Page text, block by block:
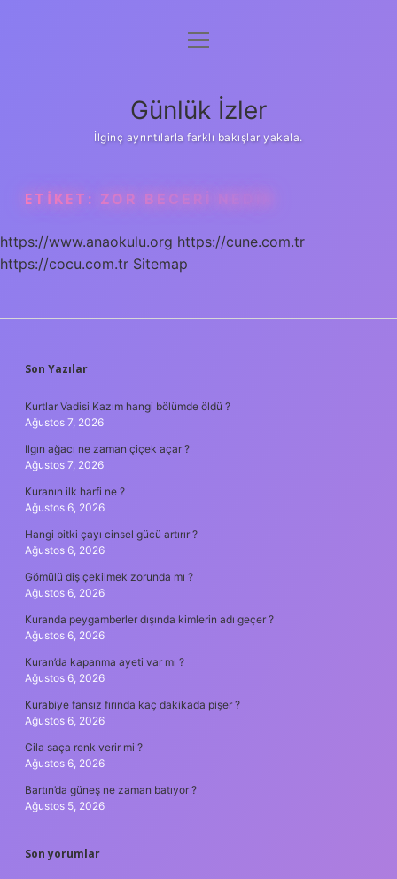
Anasayfa
Yasal Uyarı
menüyü
Günlük İzler
İlginç ayrıntılarla farklı bakışlar yakala.
ETIKET: ZOR BECERI NEDIR
https://www.anaokulu.org https://cune.com.tr
https://cocu.com.tr Sitemap
SIDEBAR
Son Yazılar
Kurtlar Vadisi Kazım hangi bölümde öldü ?
Ağustos 7, 2026
Ilgın ağacı ne zaman çiçek açar ?
Ağustos 7, 2026
Kuranın ilk harfi ne ?
Ağustos 6, 2026
Hangi bitki çayı cinsel gücü artırır ?
Ağustos 6, 2026
Gömülü diş çekilmek zorunda mı ?
Ağustos 6, 2026
Kuranda peygamberler dışında kimlerin adı geçer ?
Ağustos 6, 2026
Kuran’da kapanma ayeti var mı ?
Ağustos 6, 2026
Kurabiye fansız fırında kaç dakikada pişer ?
Ağustos 6, 2026
Cila saça renk verir mi ?
Ağustos 6, 2026
Bartın’da güneş ne zaman batıyor ?
Ağustos 5, 2026
Son yorumlar